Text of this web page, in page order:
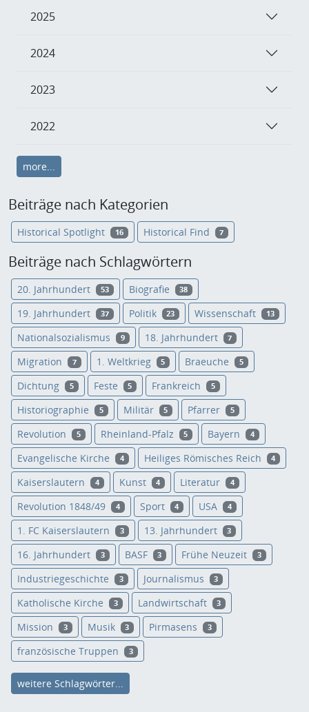
2025
2024
2023
2022
more...
Beiträge nach Kategorien
Historical Spotlight 16 Historical Find 7
Beiträge nach Schlagwörtern
20. Jahrhundert 53 Biografie 38
19. Jahrhundert 37 Politik 23 Wissenschaft 13
Nationalsozialismus 9 18. Jahrhundert 7
Migration 7 1. Weltkrieg 5 Braeuche 5
Dichtung 5 Feste 5 Frankreich 5
Historiographie 5 Militär 5 Pfarrer 5
Revolution 5 Rheinland-Pfalz 5 Bayern 4
Evangelische Kirche 4 Heiliges Römisches Reich 4
Kaiserslautern 4 Kunst 4 Literatur 4
Revolution 1848/49 4 Sport 4 USA 4
1. FC Kaiserslautern 3 13. Jahrhundert 3
16. Jahrhundert 3 BASF 3 Frühe Neuzeit 3
Industriegeschichte 3 Journalismus 3
Katholische Kirche 3 Landwirtschaft 3
Mission 3 Musik 3 Pirmasens 3
französische Truppen 3
weitere Schlagwörter...